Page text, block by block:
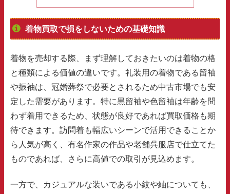
着物買取で損をしないための基礎知識
着物を売却する際、まず理解しておきたいのは着物の格
と種類による価値の違いです。礼装用の着物である留袖
や振袖は、冠婚葬祭で必要とされるため中古市場でも安
定した需要があります。特に黒留袖や色留袖は年齢を問
わず着用できるため、状態が良好であれば買取価格も期
待できます。訪問着も幅広いシーンで活用できることか
ら人気が高く、有名作家の作品や老舗呉服店で仕立てた
ものであれば、さらに高値での取引が見込めます。
一方で、カジュアルな装いである小紋や紬についても、